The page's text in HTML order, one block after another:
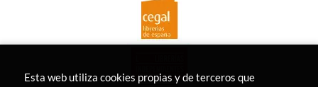
Esta web utiliza cookies propias y de terceros que